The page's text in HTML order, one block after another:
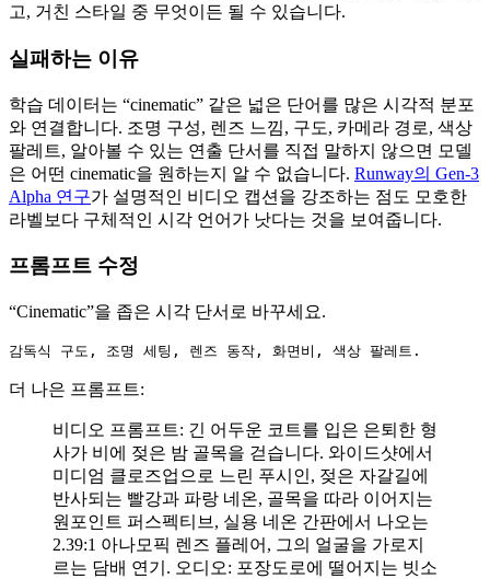
고, 거친 스타일 중 무엇이든 될 수 있습니다.
실패하는 이유
학습 데이터는 “cinematic” 같은 넓은 단어를 많은 시각적 분포
와 연결합니다. 조명 구성, 렌즈 느낌, 구도, 카메라 경로, 색상
팔레트, 알아볼 수 있는 연출 단서를 직접 말하지 않으면 모델
은 어떤 cinematic을 원하는지 알 수 없습니다. Runway의 Gen-3
Alpha 연구가 설명적인 비디오 캡션을 강조하는 점도 모호한
라벨보다 구체적인 시각 언어가 낫다는 것을 보여줍니다.
프롬프트 수정
“Cinematic”을 좁은 시각 단서로 바꾸세요.
감독식 구도, 조명 세팅, 렌즈 동작, 화면비, 색상 팔레트.
더 나은 프롬프트:
비디오 프롬프트: 긴 어두운 코트를 입은 은퇴한 형
사가 비에 젖은 밤 골목을 걷습니다. 와이드샷에서
미디엄 클로즈업으로 느린 푸시인, 젖은 자갈길에
반사되는 빨강과 파랑 네온, 골목을 따라 이어지는
원포인트 퍼스펙티브, 실용 네온 간판에서 나오는
2.39:1 아나모픽 렌즈 플레어, 그의 얼굴을 가로지
르는 담배 연기. 오디오: 포장도로에 떨어지는 빗소